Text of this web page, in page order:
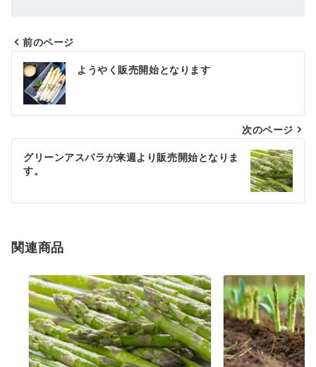
前のページ
ようやく販売開始となります
次のページ
グリーンアスパラが来週より販売開始となりま
す。
関連商品